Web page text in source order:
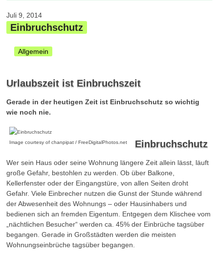
Juli 9, 2014
Einbruchschutz
Allgemein
Urlaubszeit ist Einbruchszeit
Gerade in der heutigen Zeit ist Einbruchschutz so wichtig
wie noch nie.
Image courtesy of chanpipat / FreeDigitalPhotos.net Einbruchschutz
Wer sein Haus oder seine Wohnung längere Zeit allein lässt, läuft
große Gefahr, bestohlen zu werden. Ob über Balkone,
Kellerfenster oder der Eingangstüre, von allen Seiten droht
Gefahr. Viele Einbrecher nutzen die Gunst der Stunde während
der Abwesenheit des Wohnungs – oder Hausinhabers und
bedienen sich an fremden Eigentum. Entgegen dem Klischee vom
„nächtlichen Besucher“ werden ca. 45% der Einbrüche tagsüber
begangen. Gerade in Großstädten werden die meisten
Wohnungseinbrüche tagsüber begangen.